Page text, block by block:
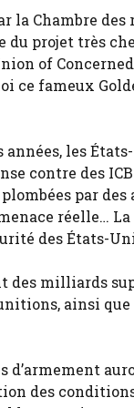
la Chambre
projet très
of
ce fameux
années, les
contre des
par des
réelle…
des États-
des milliards
ainsi
d’armement
des